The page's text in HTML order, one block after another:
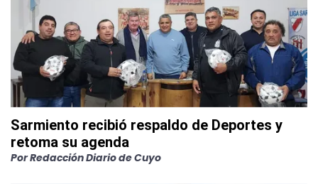
Sarmiento recibió respaldo de Deportes y
retoma su agenda
PorRedacción Diario de Cuyo